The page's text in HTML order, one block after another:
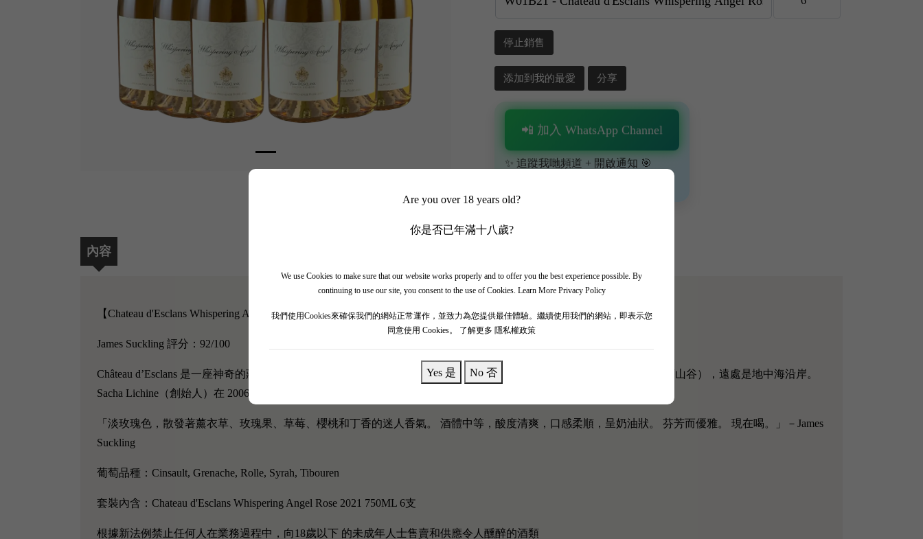
Are you over 18 years old?
你是否已年滿十八歲?
We use Cookies to make sure that our website works properly and to offer you the best experience possible. By
continuing to use our site, you consent to the use of Cookies. Learn More Privacy Policy
我們使用Cookies來確保我們的網站正常運作，並致力為您提供最佳體驗。繼續使用我們的網站，即表示您
同意使用 Cookies。 了解更多 隱私權政策
Yes 是 No 否
停止銷售
添加到我的最愛 分享
📲 加入 WhatsApp Channel
✨ 追蹤我哋頻道 + 開啟通知 🎯
內容
【Chateau d'Esclans Whispering Angel Rose 2021 6支套裝】
James Suckling 評分：92/100
Château d’Esclans 是一座神奇的莊園，位於普羅旺斯的中心地帶，聖特羅佩東北部，俯瞰著 La Vallée d’Esclans（埃斯克蘭山谷），遠處是地中海沿岸。
Sacha Lichine（創始人）在 2006 年收購酒莊時的願景是創造世界上最好的桃紅葡萄酒，點燃“桃紅復興”。
「淡玫瑰色，散發著薰衣草、玫瑰果、草莓、櫻桃和丁香的迷人香氣。 酒體中等，酸度清爽，口感柔順，呈奶油狀。 芬芳而優雅。 現在喝。」－James
Suckling
葡萄品種：Cinsault, Grenache, Rolle, Syrah, Tibouren
套裝內含：Chateau d'Esclans Whispering Angel Rose 2021 750ML 6支
根據新法例禁止任何人在業務過程中，向18歲以下 的未成年人士售賣和供應令人醺醉的酒類